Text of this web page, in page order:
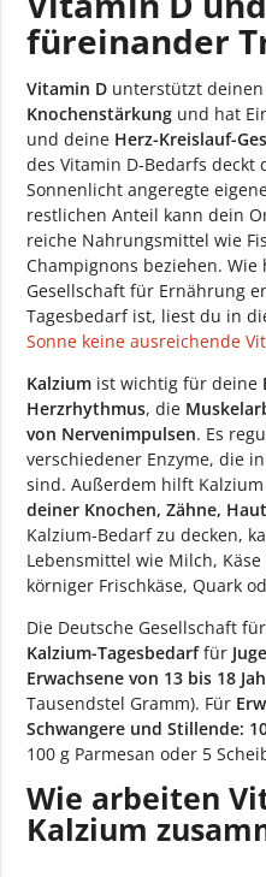
füreinander
Vitamin D unterstützt
Knochenstärkung und hat
und deine Herz-Kreislauf-
des Vitamin D-Bedarfs
Sonnenlicht angeregte
restlichen Anteil kann dein
reiche Nahrungsmittel wie
Champignons beziehen.
Gesellschaft für Ernährung
Tagesbedarf ist, liest du in
Sonne keine ausreichende
Kalzium ist wichtig für deine
Herzrhythmus, die
von Nervenimpulsen. Es
verschiedener Enzyme, die
sind. Außerdem hilft
deiner Knochen, Zähne,
Kalzium-Bedarf zu decken,
Lebensmittel wie Milch,
körniger Frischkäse, Quark
Die Deutsche Gesellschaft
Kalzium-Tagesbedarffür
Erwachsene von 13 bis 18
Tausendstel Gramm). Für
Schwangere und Stillende:
100 g Parmesan oder 5
Wie arbeiten
Kalzium